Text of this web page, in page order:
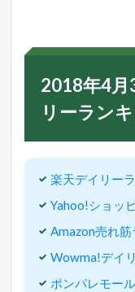
2018年4月
リーラン
楽天デイリー
Yahoo!ショッ
Amazon売れ
Wowma!デイ
ポンパレモー